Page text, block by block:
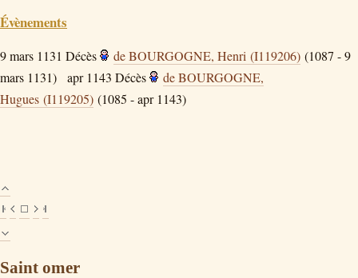
Évènements
9 mars 1131 Décès de BOURGOGNE, Henri (I119206) (1087 - 9
mars 1131)
apr 1143 Décès
de BOURGOGNE,
Hugues (I119205) (1085 - apr 1143)
Saint omer